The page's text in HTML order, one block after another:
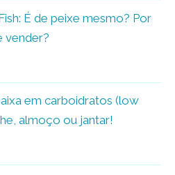
É de peixe mesmo? Por
vender?
em carboidratos (low
almoço ou jantar!